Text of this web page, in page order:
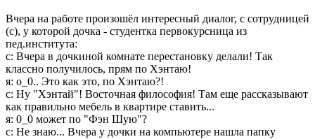
Вчера на работе произошёл интересный диалог, с сотрудницей
(с), у которой дочка - студентка первокурсница из
пед.института:
с: Вчера в дочкиной комнате перестановку делали! Так
классно получилось, прям по Хэнтаю!
я: о_0.. Это как это, по Хэнтаю?!
с: Ну "Хэнтай"! Восточная философия! Там еще рассказывают
как правильно мебель в квартире ставить...
я: 0_0 может по "Фэн Шую"?
с: Не знаю... Вчера у дочки на компьютере нашла папку